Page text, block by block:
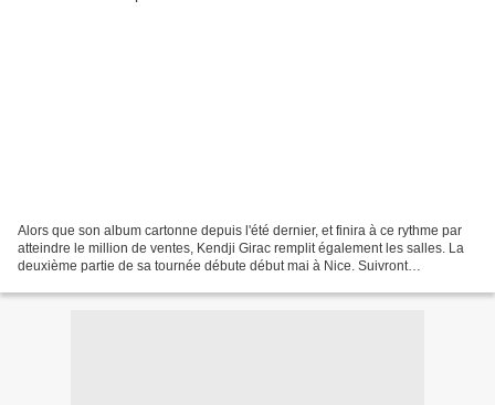
Alors que son album cartonne depuis l'été dernier, et finira à ce rythme par
atteindre le million de ventes, Kendji Girac remplit également les salles. La
deuxième partie de sa tournée débute début mai à Nice. Suivront